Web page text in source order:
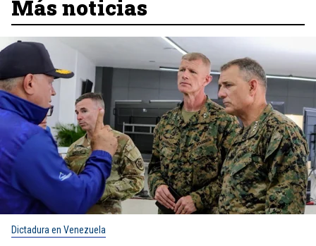
Más noticias
Dictadura en Venezuela